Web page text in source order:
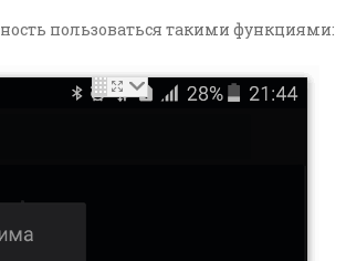
пользоваться такими функциями: